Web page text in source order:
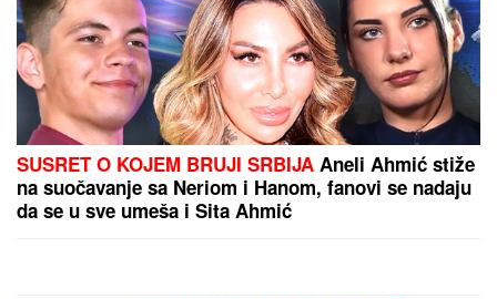
SUSRET O KOJEM BRUJI SRBIJA Aneli Ahmić stiže
na suočavanje sa Neriom i Hanom, fanovi se nadaju
da se u sve umeša i Sita Ahmić